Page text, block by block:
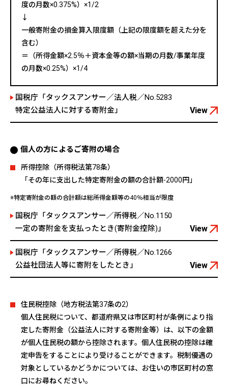
度の月数×0.375%）×1/2
↓
一般寄附金の損金算入限度額（上記の限度額を超えた分を
含む）
＝（所得金額×2.5％＋資本金等の額×当期の月数/事業年度
の月数×0.25%）×1/4
国税庁「タックスアンサー／法人税／No.5283
特定公益法人に対する寄附金」
View
個人の方によるご寄附の場合
所得控除（所得税法第78条）
「その年に支出した特定寄附金の額の合計額-2000円」
※特定寄附金の額の合計額は総所得金額等の40％相当が限度
国税庁「タックスアンサー／所得税／No.1150
一定の寄附金を支払ったとき(寄附金控除)」
View
国税庁「タックスアンサー／所得税／No.1266
公益社団法人等に寄附をしたとき」
View
住民税控除（地方税法第37条の2）
個人住民税について、都道府県又は市区町村が条例により指
定した寄附金（公益法人に対する寄附金等）は、以下の金額
が個人住民税の額から控除されます。個人住民税の控除は確
定申告をすることにより受けることができます。税制優遇の
対象としているかどうかについては、お住いの市区町村の窓
口にお尋ねください。